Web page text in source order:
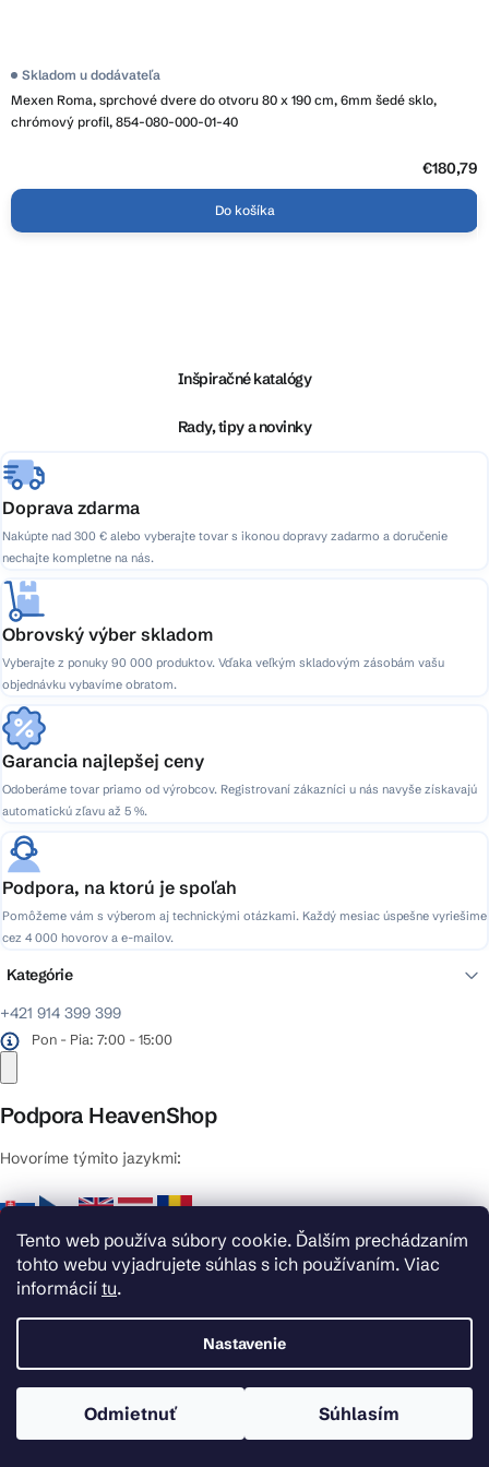
Tento web používa súbory cookie. Ďalším prechádzaním
tohto webu vyjadrujete súhlas s ich používaním. Viac
informácií tu.
Nastavenie
Odmietnuť Súhlasím
Mexen Roma, sprchové dvere do otvoru 80 x 190 cm, 6mm šedé sklo,
chrómový profil, 854-080-000-01-40
Skladom u dodávateľa
€180,79
Do košíka
e
Inšpiračné katalógy
Rady, tipy a novinky
Doprava zdarma
Nakúpte nad 300 € alebo vyberajte tovar s ikonou dopravy zadarmo a doručenie
nechajte kompletne na nás.
Obrovský výber skladom
Vyberajte z ponuky 90 000 produktov. Vďaka veľkým skladovým zásobám vašu
objednávku vybavíme obratom.
Garancia najlepšej ceny
Odoberáme tovar priamo od výrobcov. Registrovaní zákazníci u nás navyše získavajú
automatickú zľavu až 5 %.
Podpora, na ktorú je spoľah
Pomôžeme vám s výberom aj technickými otázkami. Každý mesiac úspešne vyriešime
cez 4 000 hovorov a e-mailov.
+421 914 399 399
Pon - Pia: 7:00 - 15:00
Podpora HeavenShop
Hovoríme týmito jazykmi:
Sme dostupní:
Pon – Pia: 7:00 – 15:00
Kategórie